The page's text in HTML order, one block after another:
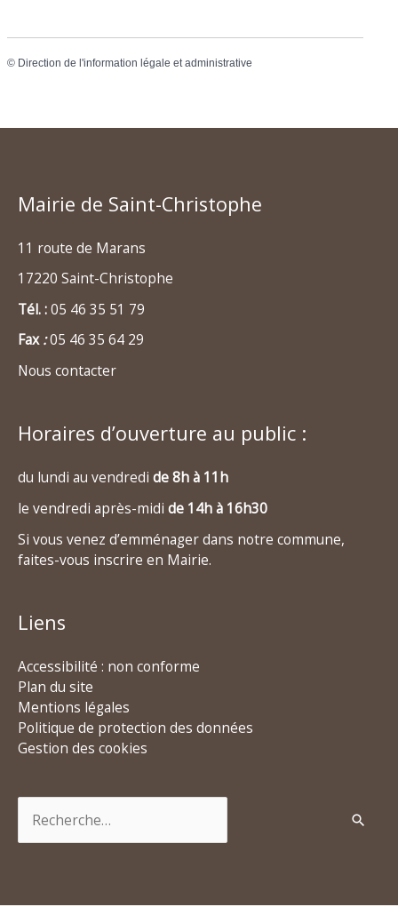
© Direction de l'information légale et administrative
Mairie de Saint-Christophe
11 route de Marans
17220 Saint-Christophe
Tél. :05 46 35 51 79
Fax:05 46 35 64 29
Nous contacter
Horaires d’ouverture au public :
du lundi au vendredi de 8h à 11h
le vendredi après-midi de 14h à 16h30
Si vous venez d’emménager dans notre commune,
faites-vous inscrire en Mairie.
Liens
Accessibilité : non conforme
Plan du site
Mentions légales
Politique de protection des données
Gestion des cookies